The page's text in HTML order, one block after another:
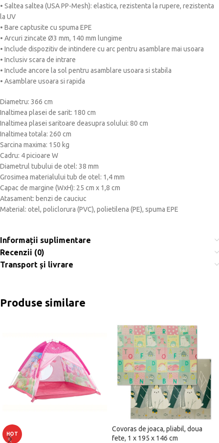
• Saltea saltea (USA PP-Mesh): elastica, rezistenta la rupere, rezistenta
la UV
• Bare captusite cu spuma EPE
• Arcuri zincate Ø3 mm, 140 mm lungime
• Include dispozitiv de intindere cu arc pentru asamblare mai usoara
• Inclusiv scara de intrare
• Include ancore la sol pentru asamblare usoara si stabila
• Asamblare usoara si rapida
Diametru: 366 cm
Inaltimea plasei de sarit: 180 cm
Inaltimea plasei saritoare deasupra solului: 80 cm
Inaltimea totala: 260 cm
Sarcina maxima: 150 kg
Cadru: 4 picioare W
Diametrul tubului de otel: 38 mm
Grosimea materialului tub de otel: 1,4 mm
Capac de margine (WxH): 25 cm x 1,8 cm
Atasament: benzi de cauciuc
Material: otel, policlorura (PVC), polietilena (PE), spuma EPE
Informații suplimentare
Recenzii (0)
Transport și livrare
Produse similare
HOT
Covoras de joaca, pliabil, doua
fete, 1 x 195 x 146 cm